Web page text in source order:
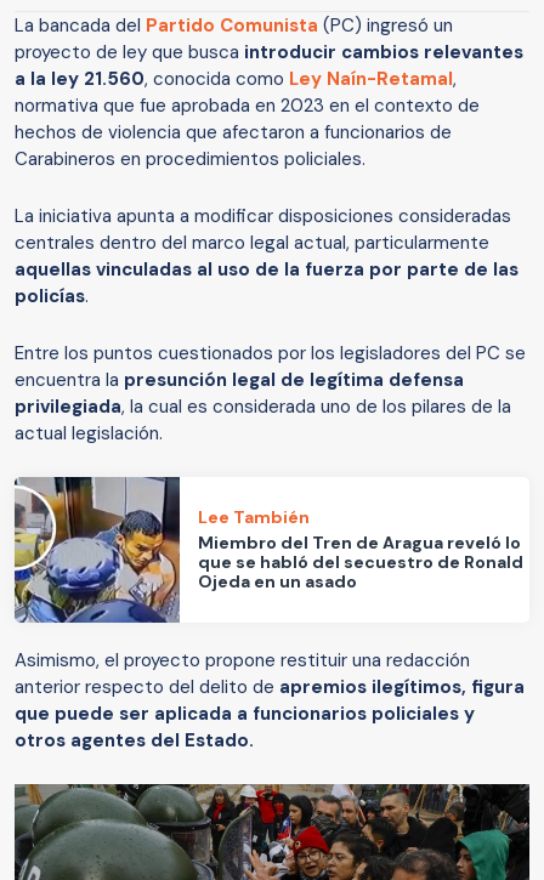
La bancada del Partido Comunista (PC) ingresó un
proyecto de ley que busca introducir cambios relevantes
a la ley 21.560, conocida como Ley Naín-Retamal,
normativa que fue aprobada en 2023 en el contexto de
hechos de violencia que afectaron a funcionarios de
Carabineros en procedimientos policiales.
La iniciativa apunta a modificar disposiciones consideradas
centrales dentro del marco legal actual, particularmente
aquellas vinculadas al uso de la fuerza por parte de las
policías.
Entre los puntos cuestionados por los legisladores del PC se
encuentra la presunción legal de legítima defensa
privilegiada, la cual es considerada uno de los pilares de la
actual legislación.
Lee También
Miembro del Tren de Aragua reveló lo
que se habló del secuestro de Ronald
Ojeda en un asado
Asimismo, el proyecto propone restituir una redacción
anterior respecto del delito de apremios ilegítimos, figura
que puede ser aplicada a funcionarios policiales y
otros agentes del Estado.